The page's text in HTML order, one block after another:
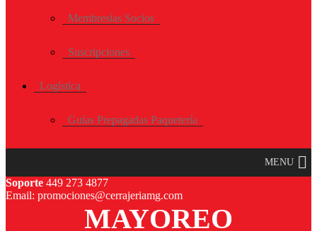
Membresías Socios
Suscripciones
Logística
Guías Prepagadas Paquetería
MENU
Soporte 449 273 4877
Email: promociones@cerrajeriamg.com
MAYOREO